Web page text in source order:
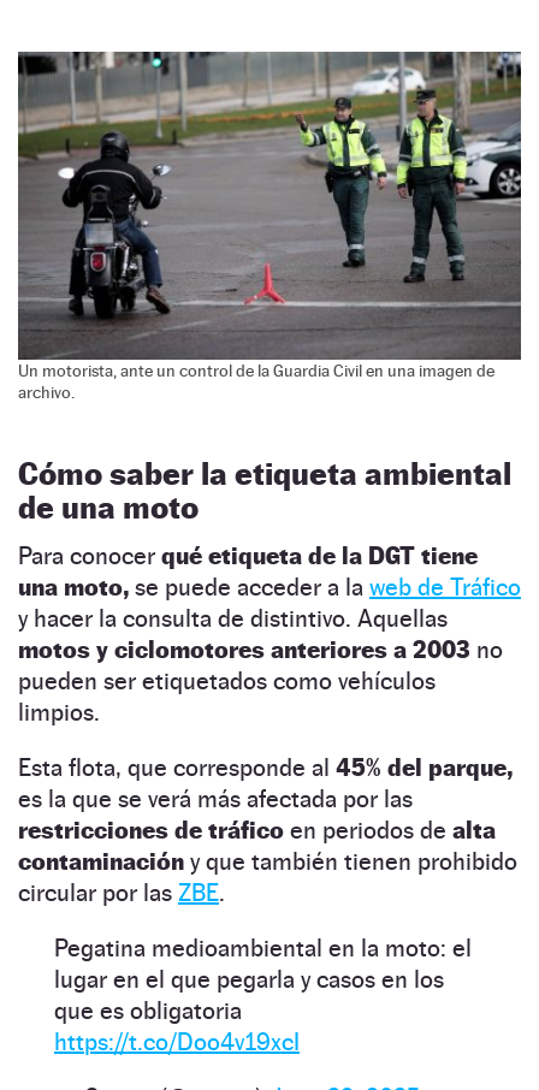
Un motorista, ante un control de la Guardia Civil en una imagen de
archivo.
Cómo saber la etiqueta ambiental
de una moto
Para conocer qué etiqueta de la DGT tiene
una moto, se puede acceder a la web de Tráfico
y hacer la consulta de distintivo. Aquellas
motos y ciclomotores anteriores a 2003 no
pueden ser etiquetados como vehículos
limpios.
Esta flota, que corresponde al 45% del parque,
es la que se verá más afectada por las
restricciones de tráfico en periodos de alta
contaminación y que también tienen prohibido
circular por las ZBE.
Pegatina medioambiental en la moto: el
lugar en el que pegarla y casos en los
que es obligatoria
https://t.co/Doo4v19xcI